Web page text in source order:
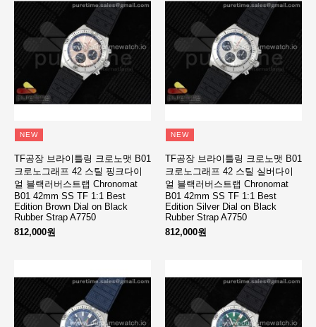
NEW
TF공장 브라이틀링 크로노맷 B01
크로노그래프 42 스틸 핑크다이
얼 블랙러버스트랩 Chronomat
B01 42mm SS TF 1:1 Best
Edition Brown Dial on Black
Rubber Strap A7750
812,000원
NEW
TF공장 브라이틀링 크로노맷 B01
크로노그래프 42 스틸 실버다이
얼 블랙러버스트랩 Chronomat
B01 42mm SS TF 1:1 Best
Edition Silver Dial on Black
Rubber Strap A7750
812,000원